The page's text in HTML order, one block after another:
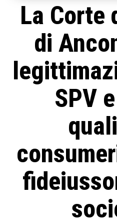
La Corte
di
SPV